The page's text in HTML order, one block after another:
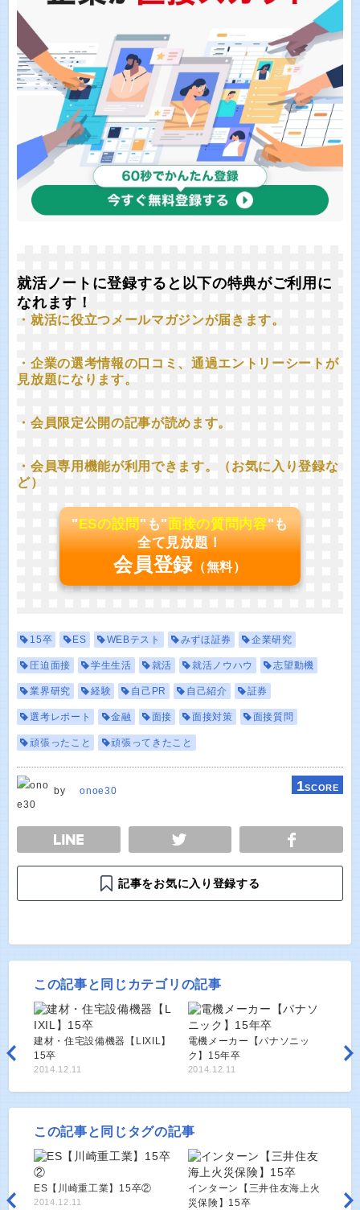
就活ノートに登録すると以下の特典がご利用に
なれます！
・就活に役立つメールマガジンが届きます。
・企業の選考情報の口コミ、通過エントリーシートが
見放題になります。
・会員限定公開の記事が読めます。
・会員専用機能が利用できます。（お気に入り登録な
ど）
"ESの設問"も"面接の質問内容"も
全て見放題！
会員登録 （無料）
15卒 ES WEBテスト みずほ証券 企業研究
圧迫面接 学生生活 就活 就活ノウハウ 志望動機
業界研究 経験 自己PR 自己紹介 証券
選考レポート 金融 面接 面接対策 面接質問
頑張ったこと 頑張ってきたこと
by onoe30 1SCORE
TWEET
記事をお気に入り登録する
この記事と同じカテゴリの記事
建材・住宅設備機器【LIXIL】
15卒
2014.12.11
電機メーカー【パナソニッ
ク】15年卒
2014.12.11
この記事と同じタグの記事
ES【川崎重工業】15卒②
2014.12.11
インターン【三井住友海上火
災保険】15卒